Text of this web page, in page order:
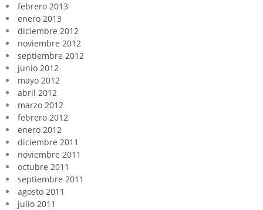
febrero 2013
enero 2013
diciembre 2012
noviembre 2012
septiembre 2012
junio 2012
mayo 2012
abril 2012
marzo 2012
febrero 2012
enero 2012
diciembre 2011
noviembre 2011
octubre 2011
septiembre 2011
agosto 2011
julio 2011